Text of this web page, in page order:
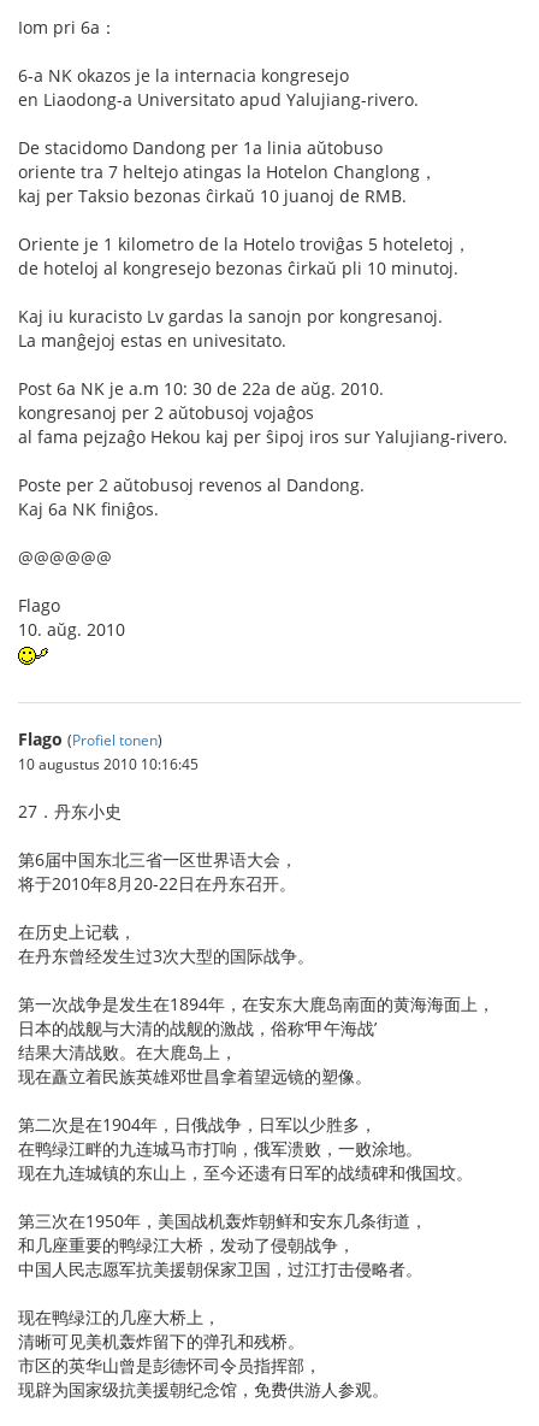
Iom pri 6a：
6-a NK okazos je la internacia kongresejo
en Liaodong-a Universitato apud Yalujiang-rivero.
De stacidomo Dandong per 1a linia aŭtobuso
oriente tra 7 heltejo atingas la Hotelon Changlong，
kaj per Taksio bezonas ĉirkaŭ 10 juanoj de RMB.
Oriente je 1 kilometro de la Hotelo troviĝas 5 hoteletoj，
de hoteloj al kongresejo bezonas ĉirkaŭ pli 10 minutoj.
Kaj iu kuracisto Lv gardas la sanojn por kongresanoj.
La manĝejoj estas en univesitato.
Post 6a NK je a.m 10: 30 de 22a de aŭg. 2010.
kongresanoj per 2 aŭtobusoj vojaĝos
al fama pejzaĝo Hekou kaj per ŝipoj iros sur Yalujiang-rivero.
Poste per 2 aŭtobusoj revenos al Dandong.
Kaj 6a NK finiĝos.
@@@@@@
Flago
10. aŭg. 2010
Flago (Profiel tonen)
10 augustus 2010 10:16:45
27．丹东小史
第6届中国东北三省一区世界语大会，
将于2010年8月20-22日在丹东召开。
在历史上记载，
在丹东曾经发生过3次大型的国际战争。
第一次战争是发生在1894年，在安东大鹿岛南面的黄海海面上，
日本的战舰与大清的战舰的激战，俗称‘甲午海战’
结果大清战败。在大鹿岛上，
现在矗立着民族英雄邓世昌拿着望远镜的塑像。
第二次是在1904年，日俄战争，日军以少胜多，
在鸭绿江畔的九连城马市打响，俄军溃败，一败涂地。
现在九连城镇的东山上，至今还遗有日军的战绩碑和俄国坟。
第三次在1950年，美国战机轰炸朝鲜和安东几条街道，
和几座重要的鸭绿江大桥，发动了侵朝战争，
中国人民志愿军抗美援朝保家卫国，过江打击侵略者。
现在鸭绿江的几座大桥上，
清晰可见美机轰炸留下的弹孔和残桥。
市区的英华山曾是彭德怀司令员指挥部，
现辟为国家级抗美援朝纪念馆，免费供游人参观。